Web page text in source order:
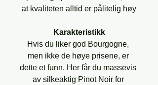
at kvaliteten alltid er pålitelig høy
Karakteristikk
Hvis du liker god Bourgogne,
men ikke de høye prisene, er
dette et funn. Her får du massevis
av silkeaktig Pinot Noir for